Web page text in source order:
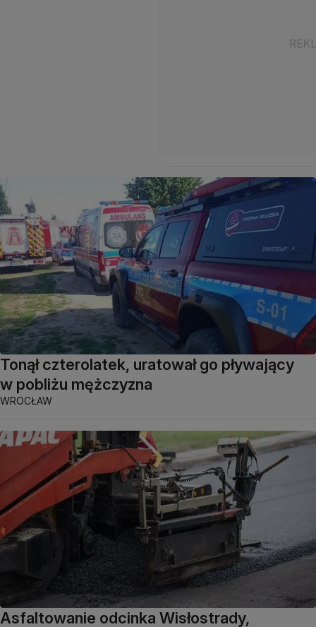
Tonął czterolatek, uratował go pływający
w pobliżu mężczyzna
WROCŁAW
Asfaltowanie odcinka Wisłostrady,